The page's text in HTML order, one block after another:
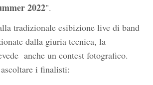
2022".
tradizionale esibizione live di band
dalla giuria tecnica, la
anche un contest fotografico.
i finalisti: